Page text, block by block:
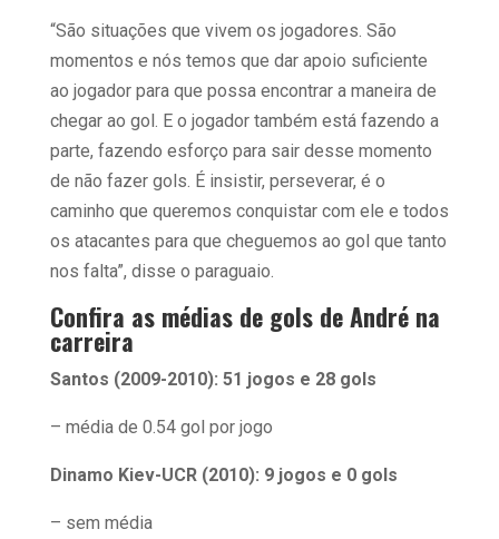
“São situações que vivem os jogadores. São
momentos e nós temos que dar apoio suficiente
ao jogador para que possa encontrar a maneira de
chegar ao gol. E o jogador também está fazendo a
parte, fazendo esforço para sair desse momento
de não fazer gols. É insistir, perseverar, é o
caminho que queremos conquistar com ele e todos
os atacantes para que cheguemos ao gol que tanto
nos falta”, disse o paraguaio.
Confira as médias de gols de André na
carreira
Santos (2009-2010): 51 jogos e 28 gols
– média de 0.54 gol por jogo
Dinamo Kiev-UCR (2010): 9 jogos e 0 gols
– sem média